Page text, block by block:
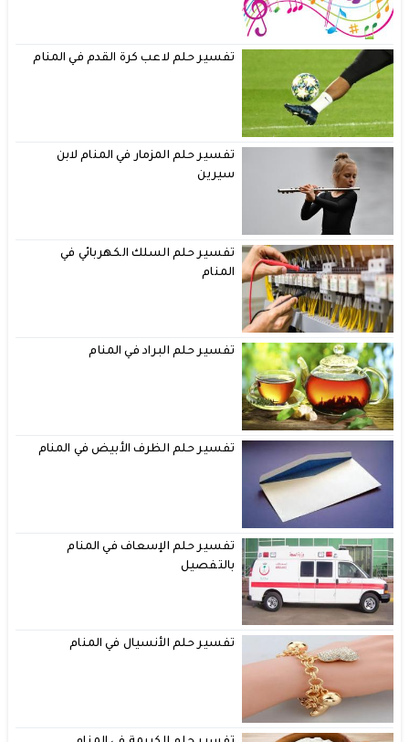
تفسير حلم لاعب كرة القدم في المنام
تفسير حلم المزمار في المنام لابن
سيرين
تفسير حلم السلك الكهربائي في
المنام
تفسير حلم البراد في المنام
تفسير حلم الظرف الأبيض في المنام
تفسير حلم الإسعاف في المنام
بالتفصيل
تفسير حلم الأنسيال في المنام